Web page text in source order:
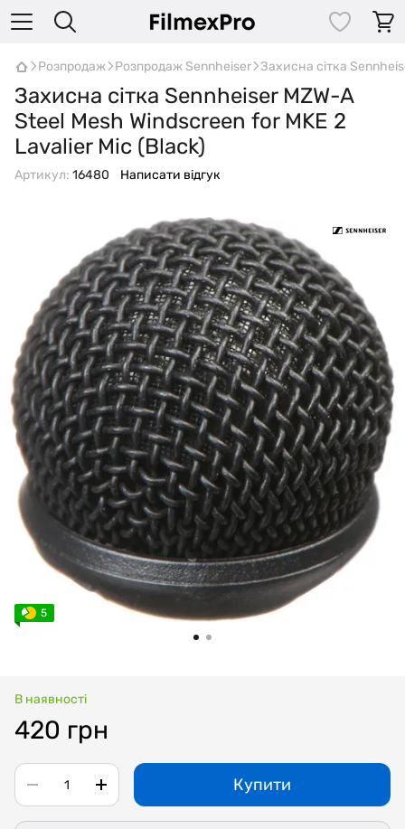
Розпродаж Розпродаж Sennheiser Захисна сітка
Захисна сітка Sennheiser MZW-A
Steel Mesh Windscreen for MKE 2
Lavalier Mic (Black)
Артикул: 16480 Написати відгук
5
В наявності
420 грн
Купити